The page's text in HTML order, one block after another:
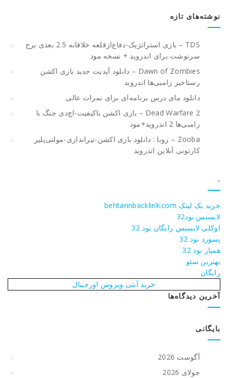
نوشته‌های تازه
TDS – بازی استراتژیک-دفاع‌از‌قلعه خلاقانه 2.5 بعدی برج
سرنوشت برای اندروید + نسخه مود
Dawn of Zombies – دانلود آپدیت جدید بازی اکشن
رستاخیز زامبی‌ها اندروید
دانلود مای درس برنامه‌ای برای نمرات عالی
Dead Warfare 2 – بازی اکشن باکیفیت-اچ‌دی جنگ با
زامبی‌ها 2 اندروید+مود
Zooba – زوبا : دانلود بازی اکشن-تیراندازی-مولتی‌پلیر
کارتونی آنلاین اندروید
.
خرید بک لینک behtarinbacklink.com
لایسنس نود32
اوکلی لایسنس رایگان نود 32
پسورد نود 32
همیار نود 32
بهترین سئو
رایگان
خرید آنتی ویروس اورجینال
آخرین دیدگاه‌ها
بایگانی
آگوست 2026
جولای 2026